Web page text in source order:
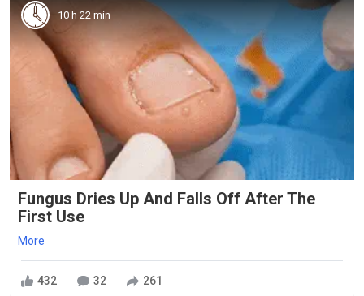
10 h 22 min
Fungus Dries Up And Falls Off After The
First Use
More
432 32 261